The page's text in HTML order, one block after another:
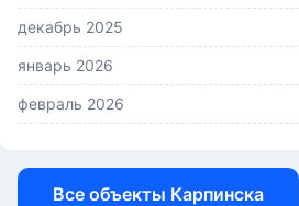
декабрь 2025
январь 2026
февраль 2026
Все объекты Карпинска